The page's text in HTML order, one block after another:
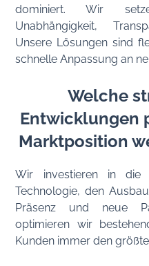
dominiert. Wir
Unabhängigkeit,
Unsere Lösungen sind
schnelle Anpassung an
Welche
Entwicklungen
Marktposition
Wir investieren in die
Technologie, den
Präsenz und neue
optimieren wir
Kunden immer den